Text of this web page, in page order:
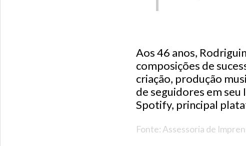
Aos 46 anos,
composições de
criação, produção
de seguidores em seu
Spotify, principal
Fonte: Assessoria de